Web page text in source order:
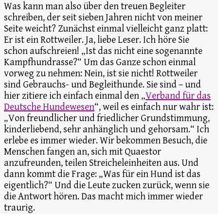
Was kann man also über den treuen Begleiter
schreiben, der seit sieben Jahren nicht von meiner
Seite weicht? Zunächst einmal vielleicht ganz platt:
Er ist ein Rottweiler. Ja, liebe Leser. Ich höre Sie
schon aufschreien! „Ist das nicht eine sogenannte
Kampfhundrasse?“ Um das Ganze schon einmal
vorweg zu nehmen: Nein, ist sie nicht! Rottweiler
sind Gebrauchs- und Begleithunde. Sie sind – und
hier zitiere ich einfach einmal den „Verband für das
Deutsche Hundewesen“, weil es einfach nur wahr ist:
„Von freundlicher und friedlicher Grundstimmung,
kinderliebend, sehr anhänglich und gehorsam.“ Ich
erlebe es immer wieder. Wir bekommen Besuch, die
Menschen fangen an, sich mit Quaestor
anzufreunden, teilen Streicheleinheiten aus. Und
dann kommt die Frage: „Was für ein Hund ist das
eigentlich?“ Und die Leute zucken zurück, wenn sie
die Antwort hören. Das macht mich immer wieder
traurig.